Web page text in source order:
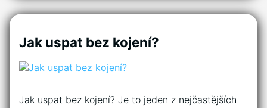
Jak uspat bez kojení?
Jak uspat bez kojení? Je to jeden z nejčastějších